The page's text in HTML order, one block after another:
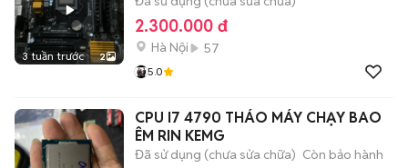
3 tuần trước 2
2.300.000 đ
Hà Nội 57
5.0
CPU I7 4790 THÁO MÁY CHẠY BAO
ÊM RIN KEMG
Đã sử dụng (chưa sửa chữa) Còn bảo hành